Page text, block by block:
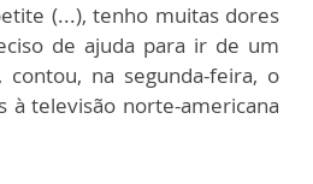
(...), tenho muitas dores
de ajuda para ir de um
na segunda-feira, o
à televisão norte-americana